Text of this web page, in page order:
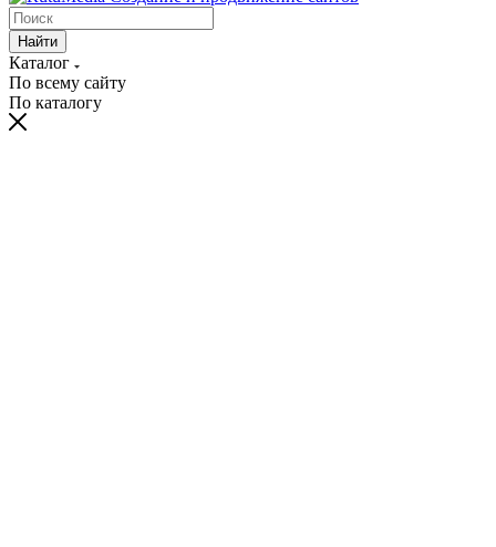
Найти
Каталог
По всему сайту
По каталогу